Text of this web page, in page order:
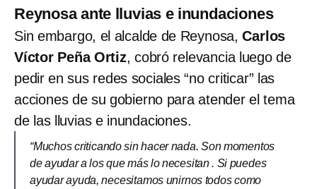
Reynosa ante lluvias e inundaciones
Sin embargo, el alcalde de Reynosa,Carlos
Víctor Peña Ortiz, cobró relevancia luego de
pedir en sus redes sociales “no criticar” las
acciones de su gobierno para atender el tema
de las lluvias e inundaciones.
“Muchos criticando sin hacer nada. Son momentos
de ayudar a los que más lo necesitan . Si puedes
ayudar ayuda, necesitamos unirnos todos como